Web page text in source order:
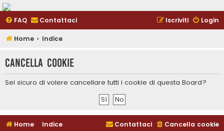
FAQ Contattaci Login
Iscriviti
Home Indice
Cancella cookie
Sei sicuro di volere cancellare tutti i cookie di questa Board?
Home Indice Cancella cookie
Contattaci